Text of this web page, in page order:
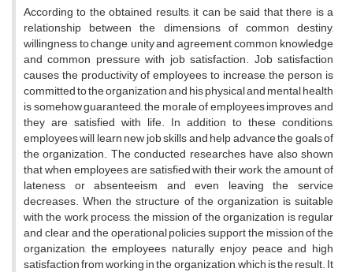
According to the obtained results, it can be said that there is a
relationship between the dimensions of common destiny,
willingness to change, unity and agreement, common knowledge
and common pressure with job satisfaction. Job satisfaction
causes the productivity of employees to increase, the person is
committed to the organization and his physical and mental health
is somehow guaranteed, the morale of employees improves and
they are satisfied with life. In addition to these conditions,
employees will learn new job skills and help advance the goals of
the organization. The conducted researches have also shown
that when employees are satisfied with their work, the amount of
lateness or absenteeism and even leaving the service
decreases. When the structure of the organization is suitable
with the work process, the mission of the organization is regular
and clear, and the operational policies support the mission of the
organization, the employees naturally enjoy peace and high
satisfaction from working in the organization, which is the result. It